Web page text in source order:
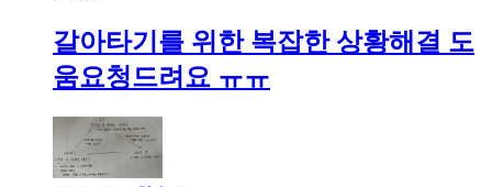
갈아타기를 위한 복잡한 상황해결 도
움요청드려요 ㅠㅠ